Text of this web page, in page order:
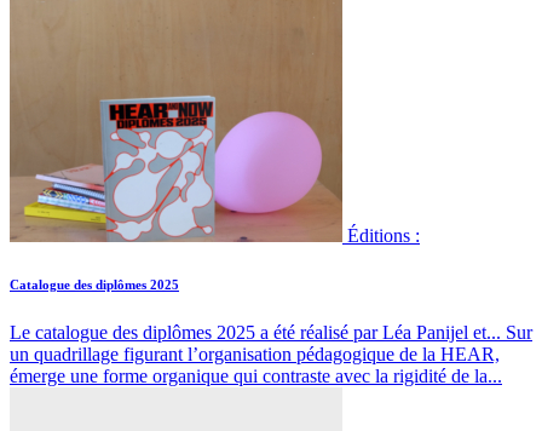
Éditions :
Catalogue des diplômes 2025
Le catalogue des diplômes 2025 a été réalisé par Léa Panijel et... Sur
un quadrillage figurant l’organisation pédagogique de la HEAR,
émerge une forme organique qui contraste avec la rigidité de la...